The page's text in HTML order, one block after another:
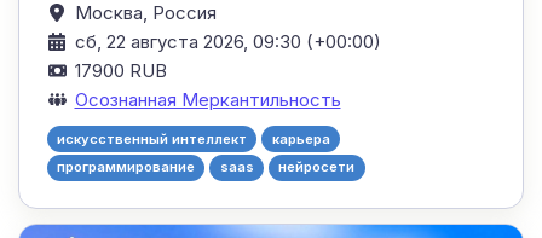
Москва, Россия
сб, 22 августа 2026, 09:30 (+00:00)
17900 RUB
Осознанная Меркантильность
искусственный интеллект
карьера
программирование
saas нейросети